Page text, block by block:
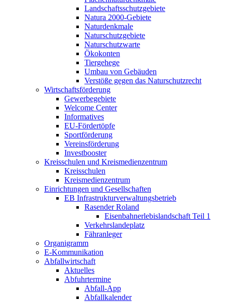
Landschaftsschutzgebiete
Natura 2000-Gebiete
Naturdenkmale
Naturschutzgebiete
Naturschutzwarte
Ökokonten
Tiergehege
Umbau von Gebäuden
Verstöße gegen das Naturschutzrecht
Wirtschaftsförderung
Gewerbegebiete
Welcome Center
Informatives
EU-Fördertöpfe
Sportförderung
Vereinsförderung
Investbooster
Kreisschulen und Kreismedienzentrum
Kreisschulen
Kreismedienzentrum
Einrichtungen und Gesellschaften
EB Infrastruktur­verwaltungsbetrieb
Rasender Roland
Eisenbahnerlebis­landschaft Teil 1
Verkehrslandeplatz
Fähranleger
Organigramm
E-Kommunikation
Abfallwirtschaft
Aktuelles
Abfuhrtermine
Abfall-App
Abfallkalender